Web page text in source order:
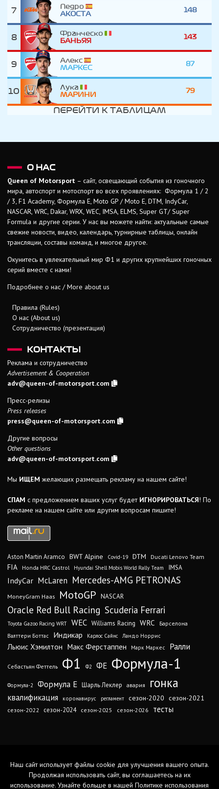
7
Педро
АКОСТА
148
8
Франческо
БАНЬЯЯ
143
9
Алекс
МАРКЕС
87
10
Лука
МАРИНИ
79
ПЕРЕЙТИ К ТАБЛИЦАМ
О НАС
Queen of Motorsport – сайт, освещающий события из гоночного
мира, автоспорт и мотоспорт во всех проявлениях: Формула 1 / 2
/ 3, F1 Academy, Формула Е, Moto GP / Moto E, DTM, IndyCar,
NASCAR, WRC, Dakar, WRX, WEC, IMSA, ELMS, Super GT/ Super
Formula и другие серии. У нас вы можете найти: актуальные самые
свежие новости, видео, календарь, турнирные таблицы, онлайн
трансляции, составы команд, и многое другое.
Окунитесь в увлекательный мир Ф1 и других крупнейших гоночных
серий вместе с нами!
Подробнее о нас / More about us
Правила (Rules)
О нас (About us)
Сотрудничество (презентация)
КОНТАКТЫ
Реклама и сотрудничество
Advertisement & Cooperation
adv@queen-of-motorsport.com
Пресс-релизы
Press releases
press@queen-of-motorsport.com
Другие вопросы
Other questions
adv@queen-of-motorsport.com
Мы ИЩЕМ желающих размещать рекламу на нашем сайте!
СПАМ с предложением ваших услуг будет ИГНОРИРОВАТЬСЯ! По
рекламе на нашем сайте или другим вопросам пишите!
Aston Martin Aramco BWT Alpine Covid-19 DTM Ducati Lenovo Team
FIA Honda HRC Castrol Hyundai Shell Mobis World Rally Team IMSA
IndyCar McLaren Mercedes-AMG PETRONAS
MoneyGram Haas MotoGP NASCAR
Oracle Red Bull Racing Scuderia Ferrari
Toyota Gazoo Racing WRT WEC Williams Racing WRC
Барселона
Валттери Боттас
Индикар Карлос Сайнс Ландо Норрис
Льюис Хэмилтон Макс Ферстаппен Марк Маркес Ралли
Себастьян Феттель Ф1 Ф2 ФЕ Формула-1
Формула-2 Формула Е Шарль Леклер авария гонка
квалификация коронавирус регламент сезон-2020 сезон-2021
сезон-2022 сезон-2024 сезон-2025 сезон-2026 тесты
Наш сайт использует файлы cookie для улучшения вашего опыта.
Продолжая использовать сайт, вы соглашаетесь на их
использование. Узнайте больше в нашей Политике использования